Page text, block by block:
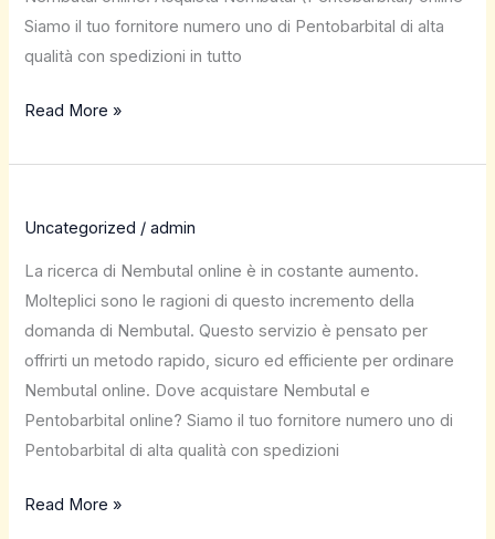
Siamo il tuo fornitore numero uno di Pentobarbital di alta
qualità con spedizioni in tutto
Read More »
Uncategorized /admin
La ricerca di Nembutal online è in costante aumento.
Molteplici sono le ragioni di questo incremento della
domanda di Nembutal. Questo servizio è pensato per
offrirti un metodo rapido, sicuro ed efficiente per ordinare
Nembutal online. Dove acquistare Nembutal e
Pentobarbital online? Siamo il tuo fornitore numero uno di
Pentobarbital di alta qualità con spedizioni
Read More »